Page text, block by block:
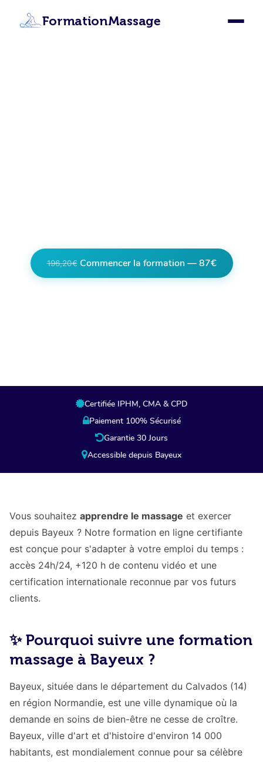
FormationMassage
196,20€ Commencer la formation — 87€
Certifiée IPHM, CMA & CPD
Paiement 100% Sécurisé
Garantie 30 Jours
Accessible depuis Bayeux
Vous souhaitez apprendre le massage et exercer
depuis Bayeux ? Notre formation en ligne certifiante
est conçue pour s'adapter à votre emploi du temps :
accès 24h/24, +120 h de contenu vidéo et une
certification internationale reconnue par vos futurs
clients.
✨ Pourquoi suivre une formation
massage à Bayeux ?
Bayeux, située dans le département du Calvados (14)
en région Normandie, est une ville dynamique où la
demande en soins de bien-être ne cesse de croître.
Bayeux, ville d'art et d'histoire d'environ 14 000
habitants, est mondialement connue pour sa célèbre